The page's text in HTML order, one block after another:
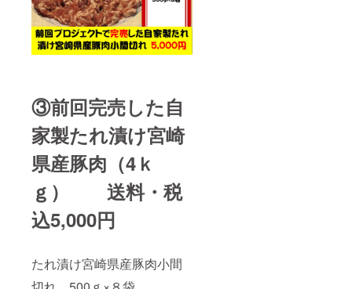
③前回完売した自
家製たれ漬け宮崎
県産豚肉（4ｋ
ｇ） 送料・税
込5,000円
たれ漬け宮崎県産豚肉小間